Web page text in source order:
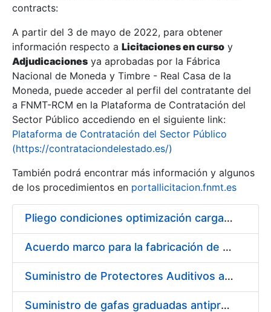
Show/Hide
Show/Hide
Show/Hide
contracts:
A partir del 3 de mayo de 2022, para obtener
información respecto a Licitaciones en curso y
Adjudicaciones ya aprobadas por la Fábrica
Nacional de Moneda y Timbre - Real Casa de la
Moneda, puede acceder al perfil del contratante del
a FNMT-RCM en la Plataforma de Contratación del
Sector Público accediendo en el siguiente link:
Plataforma de Contratación del Sector Público
(https://contrataciondelestado.es/)
También podrá encontrar más información y algunos
de los procedimientos en portallicitacion.fnmt.es
Pliego condiciones optimización cargas compras firmado
Acuerdo marco para la fabricación de piezas
Suministro de Protectores Auditivos a medida para las personas trabajadoras de los Centros de Trabajo de Madrid y Burgos
Suministro de gafas graduadas antiproyecciones para los trabajadores de la FNMT-RCM en los centros de trabajo de Madrid y Burgos